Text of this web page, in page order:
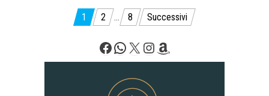
Paginazione
articoli
1 2 … 8 Successivi
Facebook
WhatsApp
X Instagram
Amazon